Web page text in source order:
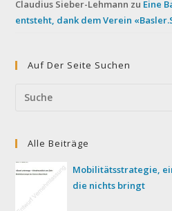
Claudius Sieber-Lehmann zu Eine
entsteht, dank dem Verein
Auf Der Seite Suchen
Search
Alle Beiträge
Mobilitätsstrategie,
die nichts bringt